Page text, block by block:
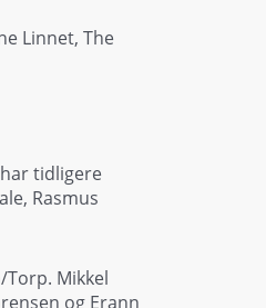
Linnet, The
tidligere
Rasmus
Mikkel
og Erann